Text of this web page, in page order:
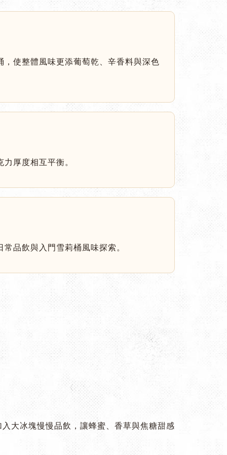
使整體風味更添葡萄乾、辛香料與深色
厚度相互平衡。
品飲與入門雪莉桶風味探索。
大冰塊慢慢品飲，讓蜂蜜、香草與焦糖甜感